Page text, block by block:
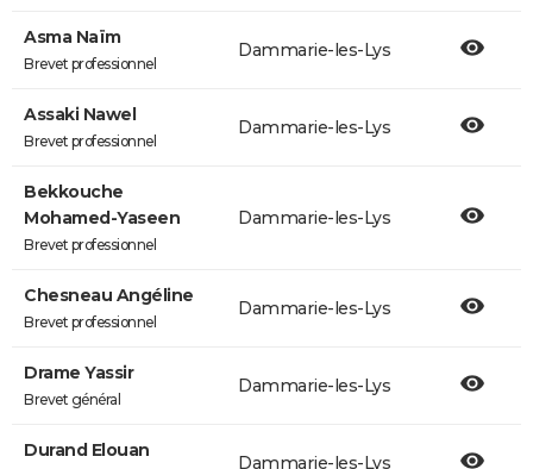
Asma Naïm
Brevet professionnel
Dammarie-les-Lys
Assaki Nawel
Brevet professionnel
Dammarie-les-Lys
Bekkouche
Mohamed-Yaseen
Brevet professionnel
Dammarie-les-Lys
Chesneau Angéline
Brevet professionnel
Dammarie-les-Lys
Drame Yassir
Brevet général
Dammarie-les-Lys
Durand Elouan
Dammarie-les-Lys